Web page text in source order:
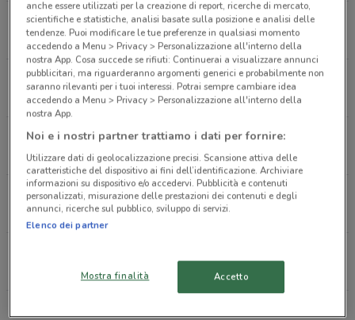
Sp 227 Dir. Vittuone-Cisliano, 2 Vittuone
2.5 km
APERTO
C.So Italia Magenta
4 km
APERTO
Piazza Gandhi, 6 Sedriano
4.8 km
APERTO
Via Milano, 30 Cornaredo
9.2 km
11.5 km
APERTO
anche essere utilizzati per la creazione di report, ricerche di mercato,
scientifiche e statistiche, analisi basate sulla posizione e analisi delle
tendenze. Puoi modificare le tue preferenze in qualsiasi momento
accedendo a Menu > Privacy > Personalizzazione all'interno della
nostra App. Cosa succede se rifiuti: Continuerai a visualizzare annunci
pubblicitari, ma riguarderanno argomenti generici e probabilmente non
saranno rilevanti per i tuoi interessi. Potrai sempre cambiare idea
accedendo a Menu > Privacy > Personalizzazione all'interno della
nostra App.
Noi e i nostri partner trattiamo i dati per fornire:
Utilizzare dati di geolocalizzazione precisi. Scansione attiva delle
caratteristiche del dispositivo ai fini dell’identificazione. Archiviare
informazioni su dispositivo e/o accedervi. Pubblicità e contenuti
personalizzati, misurazione delle prestazioni dei contenuti e degli
annunci, ricerche sul pubblico, sviluppo di servizi.
Elenco dei partner
Mostra finalità Accetto